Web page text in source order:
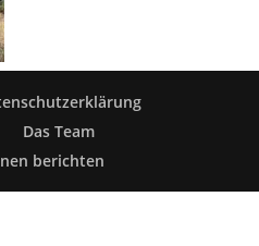
Das Team
berichten